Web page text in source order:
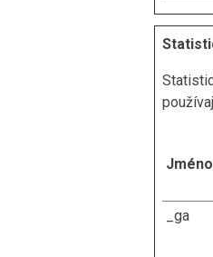
Jméno
_ga